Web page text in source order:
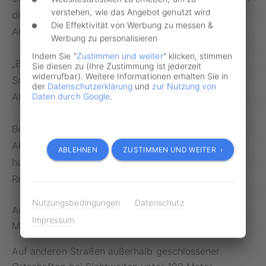
diesbezüglich eine deutliche Anweisung an alle
Autofahrer:
„Bei erheblicher Sichtbehinderung durch Nebel,
Schneefall oder Regen muss auch am Tag mit
Abblendlicht gefahren werden.“
Bei Sichtbehinderung ist das Einschalten des
Abblendlichts demnach obligatorisch. Laut ADAC
haben sich folgende Richtwerte in der
Rechtsprechung etabliert:
Auf Autobahnen bei Sichtweiten unter 150
Meter
Auf anderen Straßen außerhalb geschlossener
verstehen, wie das Angebot genutzt wird
Die Effektivität von Werbung zu messen &
Werbung zu personalisieren
Indem Sie "Zustimmen und weiter" klicken, stimmen
Sie diesen zu (Ihre Zustimmung ist jederzeit
widerrufbar). Weitere Informationen erhalten Sie in
der Datenschutzerklärung und zur Nutzung von
Daten durch Google.
ABLEHNEN ZUSTIMMEN UND WEITER ›
Nutzungsbedingungen
Datenschutz
Impressum